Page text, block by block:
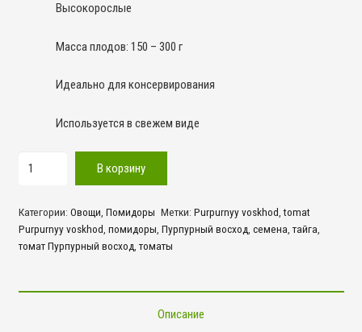
Высокорослые
Масса плодов: 150 – 300 г
Идеально для консервирования
Используется в свежем виде
Количество
восход
В корзину
Категории: Овощи Помидоры Метки: Purpurnyy voskhod ,tomat
Purpurnyy voskhod помидоры Пурпурный восход семена тайга
томат Пурпурный восход томаты
Описание